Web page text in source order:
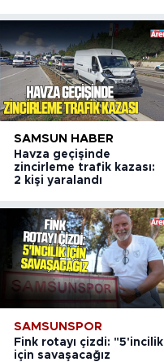
SAMSUN HABER
Havza geçişinde
zincirleme trafik kazası:
2 kişi yaralandı
SAMSUNSPOR
Fink rotayı çizdi: "5'incilik
için savaşacağız